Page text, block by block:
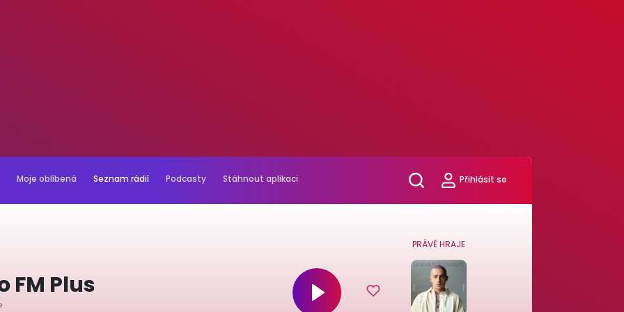
Moje oblíbená Seznam rádií Podcasty Stáhnout aplikaci Přihlásit se
FM Plus
PRÁVĚ HRAJE